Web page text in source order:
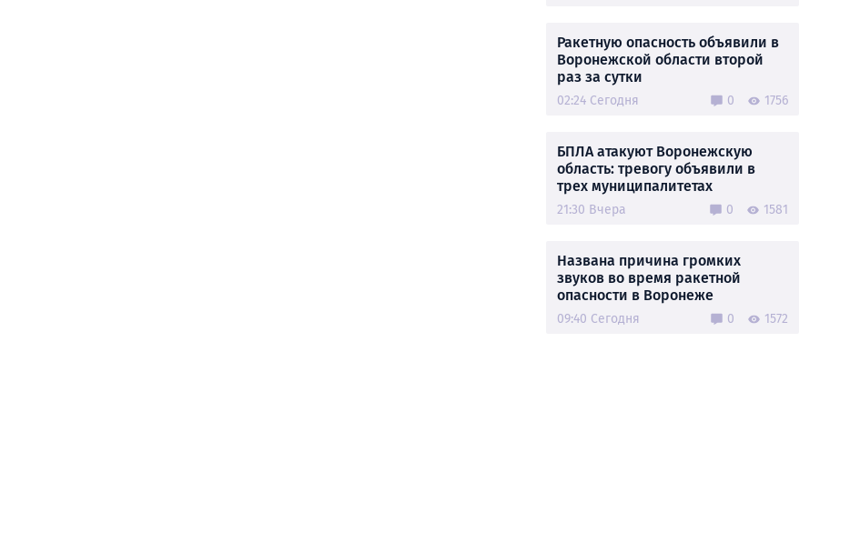
Ракетную опасность объявили в
Воронежской области второй
раз за сутки
02:24 Сегодня 0 1756
БПЛА атакуют Воронежскую
область: тревогу объявили в
трех муниципалитетах
21:30 Вчера 0 1581
Названа причина громких
звуков во время ракетной
опасности в Воронеже
09:40 Сегодня 0 1572